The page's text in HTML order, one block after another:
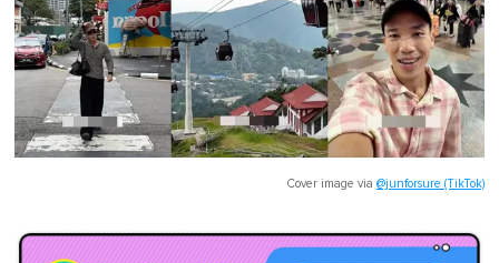
Cover image via @junforsure (TikTok)